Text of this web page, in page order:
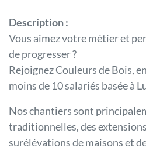
Description :
Vous aimez votre métier et
de progresser ?
Rejoignez Couleurs de Bois,
moins de 10 salariés basée à
Nos chantiers sont
traditionnelles, des
surélévations de maisons et